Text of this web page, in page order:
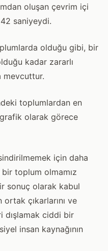
oluşan çevrim içi
saniyeydi.
olduğu gibi, bir
kadar zararlı
mevcuttur.
toplumlardan en
olarak görece
için daha
toplum olmamız
sonuç olarak kabul
çıkarlarını ve
dışlamak ciddi bir
insan kaynağının